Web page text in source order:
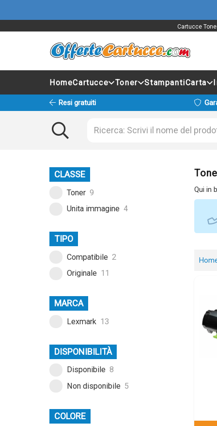
Cartucce
HomeCartucce Toner StampantiCarta
Resi gratuiti
CLASSE
Toner 9
Unita immagine 4
TIPO
Compatibile 2
Originale 11
MARCA
Lexmark 13
DISPONIBILITÀ
Disponibile 8
Non disponibile 5
COLORE
Qui in